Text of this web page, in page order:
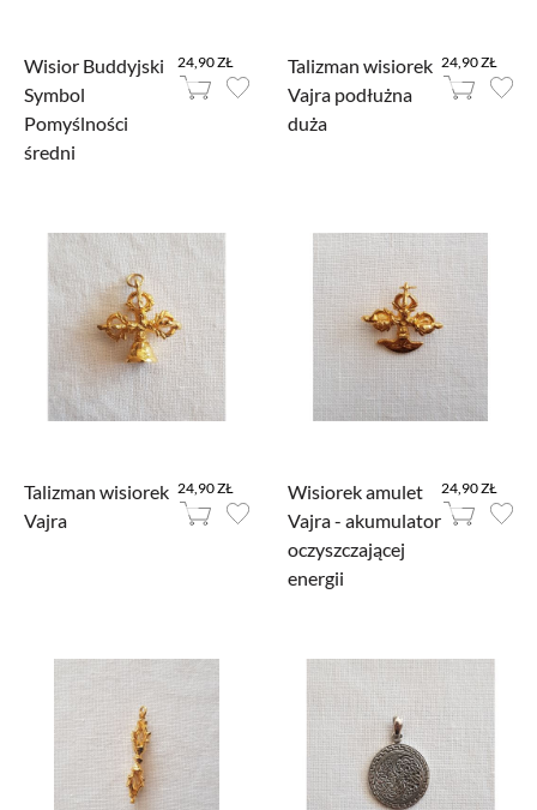
Wisior Buddyjski
Symbol
Pomyślności
średni
24,90 ZŁ
Talizman wisiorek
Vajra podłużna
duża
24,90 ZŁ
Talizman wisiorek
Vajra
24,90 ZŁ
Wisiorek amulet
Vajra - akumulator
oczyszczającej
energii
24,90 ZŁ